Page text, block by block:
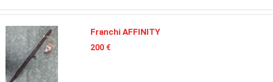
Franchi AFFINITY
200 €